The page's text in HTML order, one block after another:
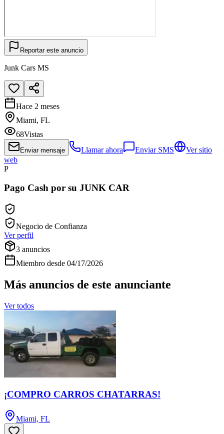
Reportar este anuncio
Junk Cars MS
Hace 2 meses
Miami, FL
68Vistas
Enviar mensaje Llamar ahora Enviar SMS
Ver sitio
web
P
Pago Cash por su JUNK CAR
Negocio de Confianza
Ver perfil
3 anuncios
Miembro desde 04/17/2026
Más anuncios de este anunciante
Ver todos
¡COMPRO CARROS CHATARRAS!
Miami, FL